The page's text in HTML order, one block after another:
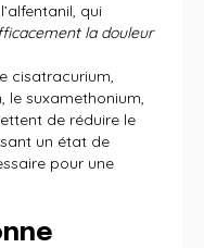
qui
la douleur
cisatracurium,
le suxamethonium,
de réduire le
un état de
pour une